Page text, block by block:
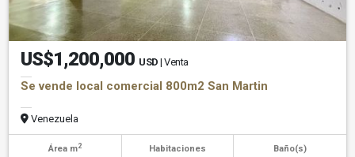
US$1,200,000 USD | Venta
Se vende local comercial 800m2 San Martin
Venezuela
Área m2 Habitaciones Baño(s)